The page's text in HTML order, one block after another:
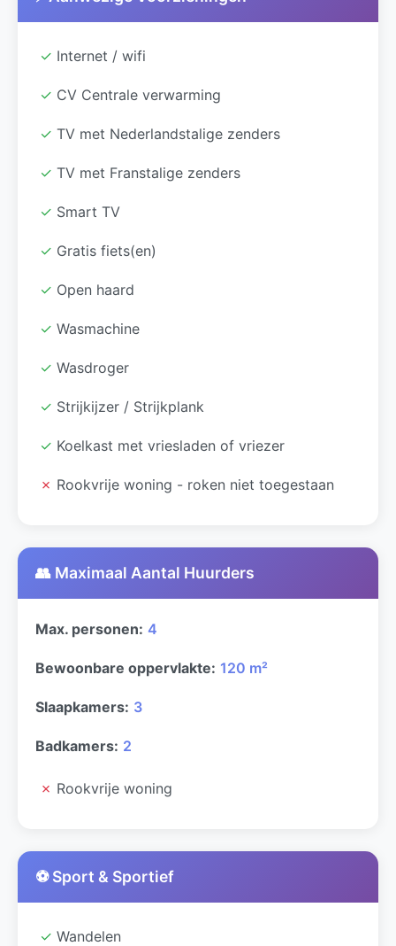
✓ Internet / wifi
✓ CV Centrale verwarming
✓ TV met Nederlandstalige zenders
✓ TV met Franstalige zenders
✓ Smart TV
✓ Gratis fiets(en)
✓ Open haard
✓ Wasmachine
✓ Wasdroger
✓ Strijkijzer / Strijkplank
✓ Koelkast met vriesladen of vriezer
✗ Rookvrije woning - roken niet toegestaan
👥 Maximaal Aantal Huurders
Max. personen: 4
Bewoonbare oppervlakte: 120 m²
Slaapkamers: 3
Badkamers: 2
✗ Rookvrije woning
⚽ Sport & Sportief
✓ Wandelen